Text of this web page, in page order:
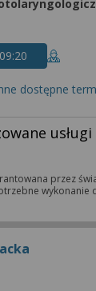
dostępne
usługi
przez
wykonanie
celach.
chcesz
w naszym
Serwisu.